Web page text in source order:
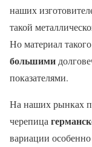
наших
такой
Но материал
большими
показателями.
На наших рынках
черепица
вариации